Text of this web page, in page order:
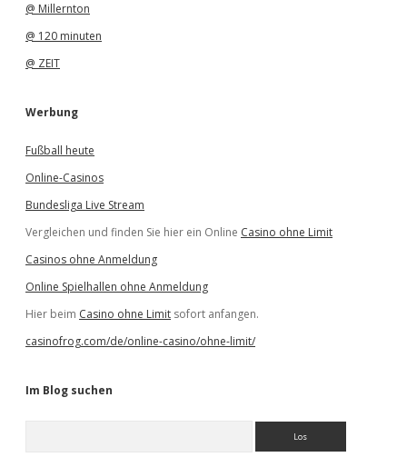
@ Millernton
@ 120 minuten
@ ZEIT
Werbung
Fußball heute
Online-Casinos
Bundesliga Live Stream
Vergleichen und finden Sie hier ein Online Casino ohne Limit
Casinos ohne Anmeldung
Online Spielhallen ohne Anmeldung
Hier beim Casino ohne Limit sofort anfangen.
casinofrog.com/de/online-casino/ohne-limit/
Im Blog suchen